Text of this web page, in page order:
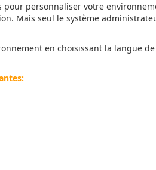
personnaliser votre
Mais seul le système
en choisissant la langue